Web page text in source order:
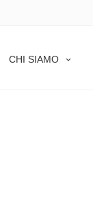
CHI SIAMO